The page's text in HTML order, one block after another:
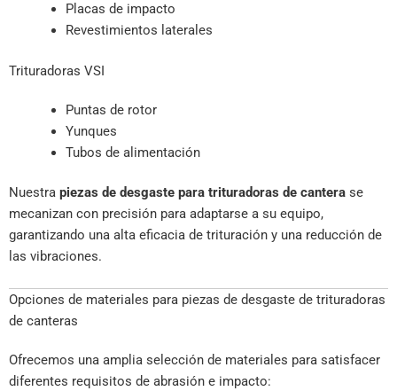
Placas de impacto
Revestimientos laterales
Trituradoras VSI
Puntas de rotor
Yunques
Tubos de alimentación
Nuestra piezas de desgaste para trituradoras de cantera se
mecanizan con precisión para adaptarse a su equipo,
garantizando una alta eficacia de trituración y una reducción de
las vibraciones.
Opciones de materiales para piezas de desgaste de trituradoras
de canteras
Ofrecemos una amplia selección de materiales para satisfacer
diferentes requisitos de abrasión e impacto: